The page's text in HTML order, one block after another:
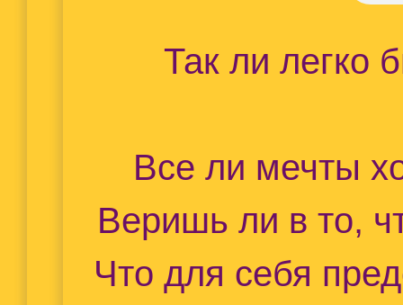
Так ли легко
Все ли мечты
Веришь ли в то,
Что для себя